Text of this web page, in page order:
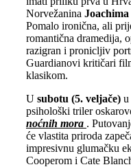
Norvežanina
Pomalo ironična, ali
romantična dramedija,
razigran i pronicljiv
Guardianovi kritičari
klasikom.
Usubotu (5. veljače)u
psihološki triler
noćnih mora .
će vlastita priroda
impresivnu glumačku
Cooperom i Cate